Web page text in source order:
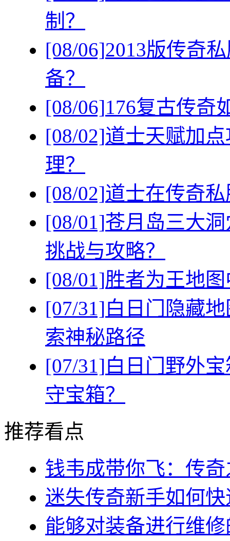
制？
[08/06]2013版传奇
备？
[08/06]176复古传奇
[08/02]道士天赋加
理？
[08/02]道士在传奇
[08/01]苍月岛三大
挑战与攻略？
[08/01]胜者为王地
[07/31]白日门隐藏
索神秘路径
[07/31]白日门野外
守宝箱？
推荐看点
钱韦成带你飞：传
迷失传奇新手如何
能够对装备进行维